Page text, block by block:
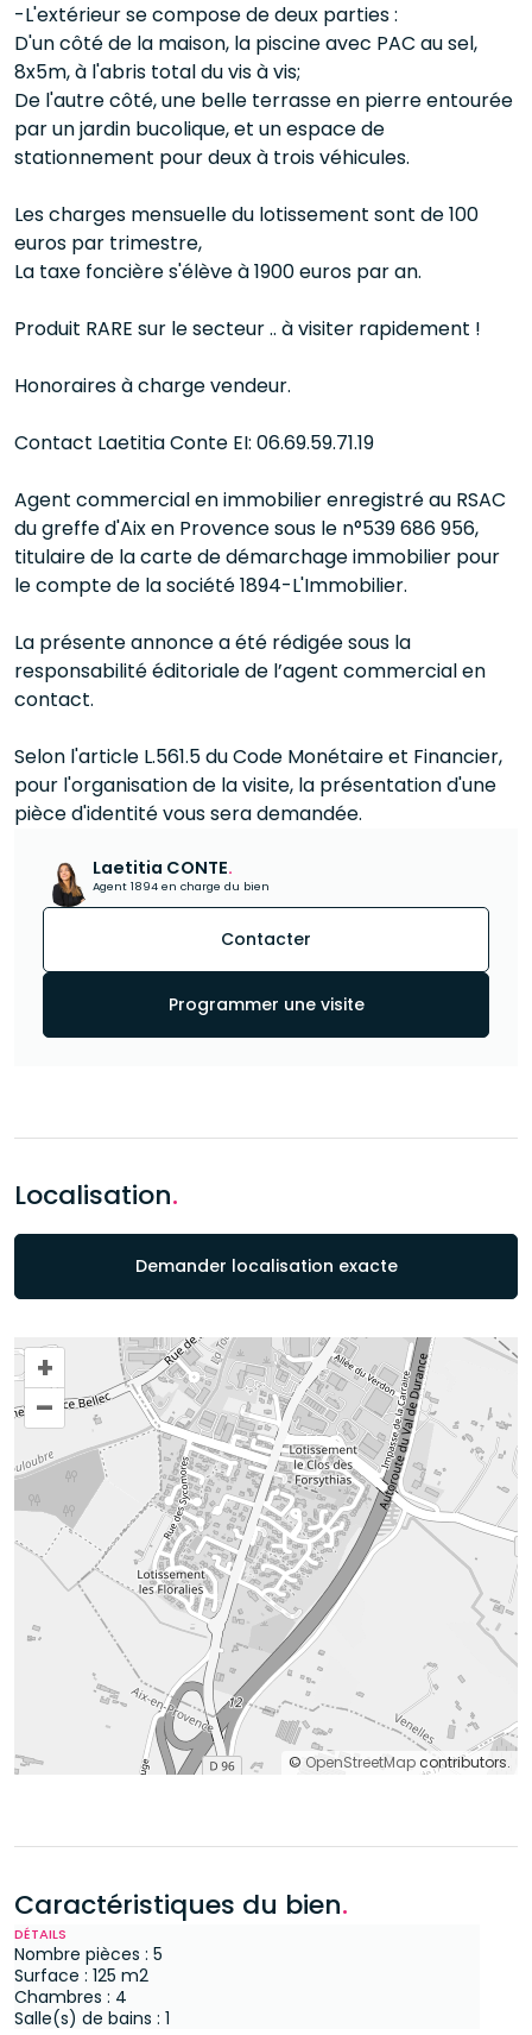
-L'extérieur se compose de deux parties :
D'un côté de la maison, la piscine avec PAC au sel,
8x5m, à l'abris total du vis à vis;
De l'autre côté, une belle terrasse en pierre entourée
par un jardin bucolique, et un espace de
stationnement pour deux à trois véhicules.
Les charges mensuelle du lotissement sont de 100
euros par trimestre,
La taxe foncière s'élève à 1900 euros par an.
Produit RARE sur le secteur .. à visiter rapidement !
Honoraires à charge vendeur.
Contact Laetitia Conte EI: 06.69.59.71.19
Agent commercial en immobilier enregistré au RSAC
du greffe d'Aix en Provence sous le n°539 686 956,
titulaire de la carte de démarchage immobilier pour
le compte de la société 1894-L'Immobilier.
La présente annonce a été rédigée sous la
responsabilité éditoriale de l’agent commercial en
contact.
Selon l'article L.561.5 du Code Monétaire et Financier,
pour l'organisation de la visite, la présentation d'une
pièce d'identité vous sera demandée.
Laetitia CONTE.
Agent 1894 en charge du bien
Contacter
Programmer une visite
Localisation.
Demander localisation exacte
+
–
© OpenStreetMap contributors.
Caractéristiques du bien.
DÉTAILS
Nombre pièces : 5
Surface : 125 m2
Chambres : 4
Salle(s) de bains : 1